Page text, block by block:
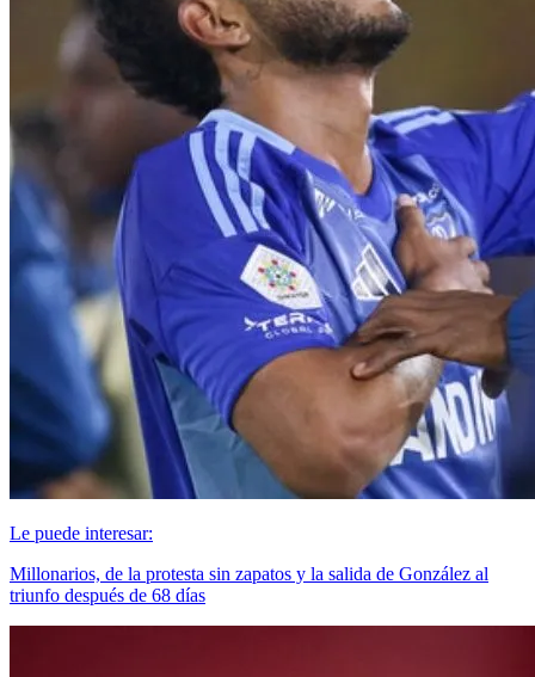
Le puede interesar:
Millonarios, de la protesta sin zapatos y la salida de González al
triunfo después de 68 días